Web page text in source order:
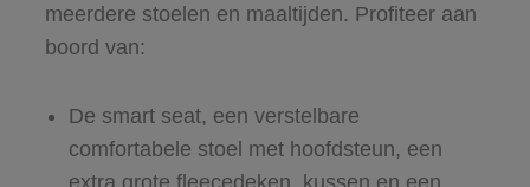
meerdere stoelen en maaltijden. Profiteer aan
boord van:
De smart seat, een verstelbare
comfortabele stoel met hoofdsteun, een
extra grote fleecedeken, kussen en een